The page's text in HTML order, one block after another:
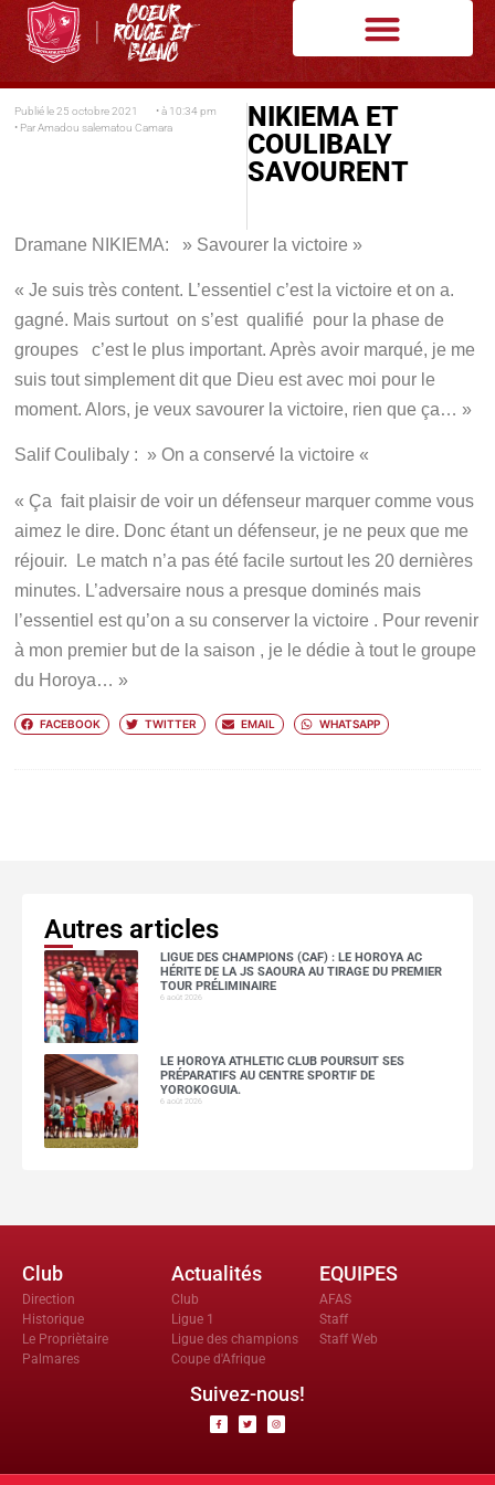
Publié le 25 octobre 2021 • à 10:34 pm
• ParAmadou salematou Camara
NIKIEMA ET
COULIBALY
SAVOURENT
Dramane NIKIEMA: » Savourer la victoire »
« Je suis très content. L’essentiel c’est la victoire et on a.
gagné. Mais surtout on s’est qualifié pour la phase de
groupes c’est le plus important. Après avoir marqué, je me
suis tout simplement dit que Dieu est avec moi pour le
moment. Alors, je veux savourer la victoire, rien que ça… »
Salif Coulibaly : » On a conservé la victoire «
« Ça fait plaisir de voir un défenseur marquer comme vous
aimez le dire. Donc étant un défenseur, je ne peux que me
réjouir. Le match n’a pas été facile surtout les 20 dernières
minutes. L’adversaire nous a presque dominés mais
l’essentiel est qu’on a su conserver la victoire . Pour revenir
à mon premier but de la saison , je le dédie à tout le groupe
du Horoya… »
FACEBOOK TWITTER EMAIL WHATSAPP
Autres articles
LIGUE DES CHAMPIONS (CAF) : LE HOROYA AC
HÉRITE DE LA JS SAOURA AU TIRAGE DU PREMIER
TOUR PRÉLIMINAIRE
6 août 2026
LE HOROYA ATHLETIC CLUB POURSUIT SES
PRÉPARATIFS AU CENTRE SPORTIF DE
YOROKOGUIA.
6 août 2026
Club
Direction
Historique
Le Propriètaire
Palmares
Actualités
Club
Ligue 1
Ligue des champions
Coupe d'Afrique
EQUIPES
AFAS
Staff
Staff Web
Suivez-nous!